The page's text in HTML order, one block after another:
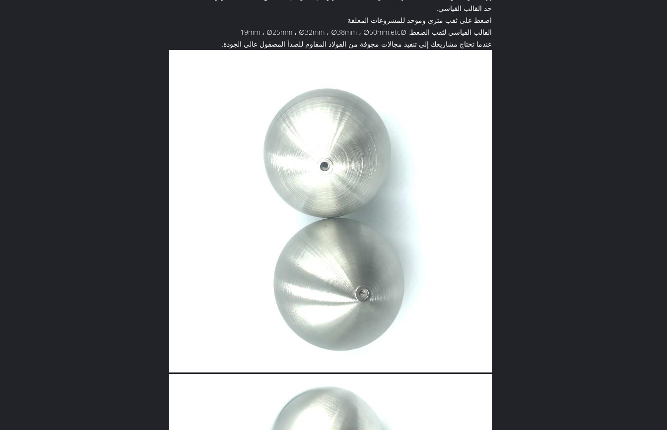
حد القالب القياسي.
اضغط على ثقب متري وموحد للمشروعات المعلقة
القالب القياسي لثقب الضغط: ∅19mm ، ∅25mm ، ∅32mm ، ∅38mm ، ∅50mm.etc
عندما تحتاج مشاريعك إلى تنفيذ مجالات مجوفة من الفولاذ المقاوم للصدأ المصقول عالي الجودة.